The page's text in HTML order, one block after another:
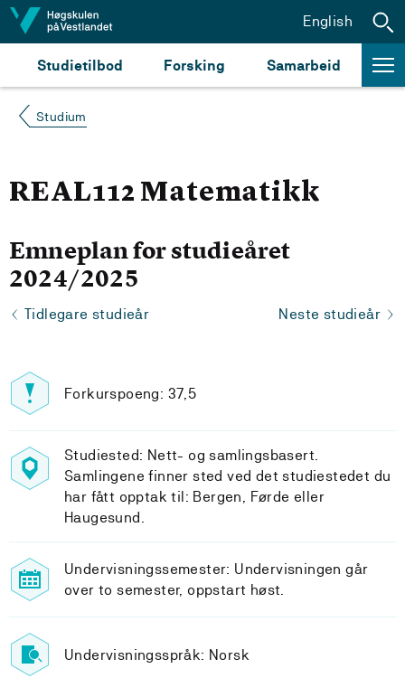
Hopp til innhald
Studietilbod Forsking Samarbeid
English
Studium
REAL112 Matematikk
Emneplan for studieåret
2024/2025
Tidlegare studieår Neste studieår
Forkurspoeng: 37,5
Studiested: Nett- og samlingsbasert.
Samlingene finner sted ved det studiestedet du
har fått opptak til: Bergen, Førde eller
Haugesund.
Undervisningssemester: Undervisningen går
over to semester, oppstart høst.
Undervisningsspråk: Norsk